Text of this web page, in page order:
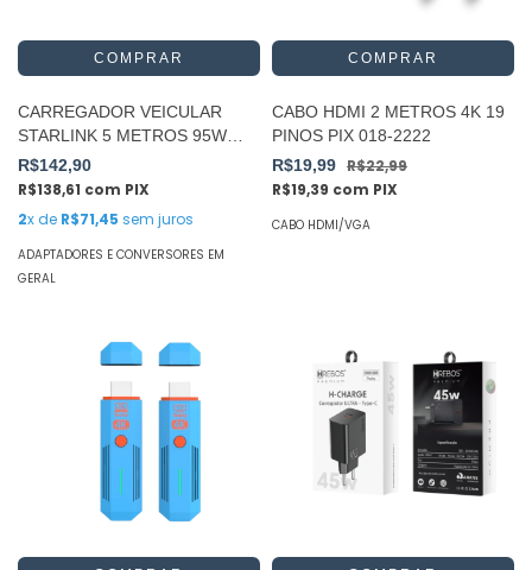
CARREGADOR VEICULAR
STARLINK 5 METROS 95W
USB-C 12V 24V
R$142,90
R$138,61 com PIX
2x de R$71,45 sem juros
ADAPTADORES E CONVERSORES EM
GERAL
CABO HDMI 2 METROS 4K 19
PINOS PIX 018-2222
R$19,99 R$22,99
R$19,39 com PIX
CABO HDMI/VGA